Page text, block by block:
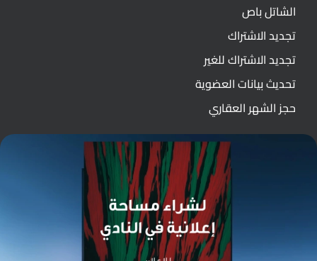
الشاتل باص
تجديد الاشتراك
تجديد الاشتراك للغير
تحديث بيانات العضوية
حجز الشهر العقاري